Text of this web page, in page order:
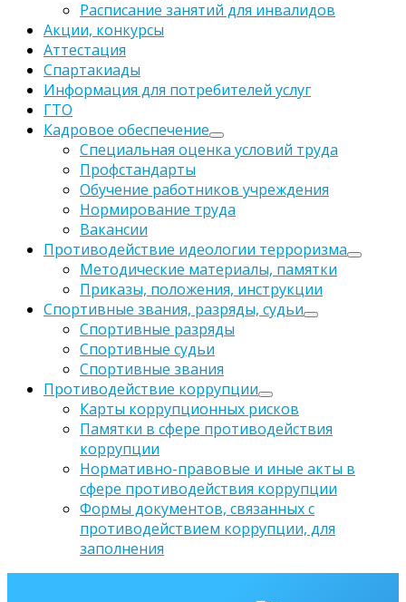
Расписание занятий для инвалидов
Акции, конкурсы
Аттестация
Спартакиады
Информация для потребителей услуг
ГТО
Кадровое обеспечение
Специальная оценка условий труда
Профстандарты
Обучение работников учреждения
Нормирование труда
Вакансии
Противодействие идеологии терроризма
Методические материалы, памятки
Приказы, положения, инструкции
Спортивные звания, разряды, судьи
Спортивные разряды
Спортивные судьи
Спортивные звания
Противодействие коррупции
Карты коррупционных рисков
Памятки в сфере противодействия
коррупции
Нормативно-правовые и иные акты в
сфере противодействия коррупции
Формы документов, связанных с
противодействием коррупции, для
заполнения